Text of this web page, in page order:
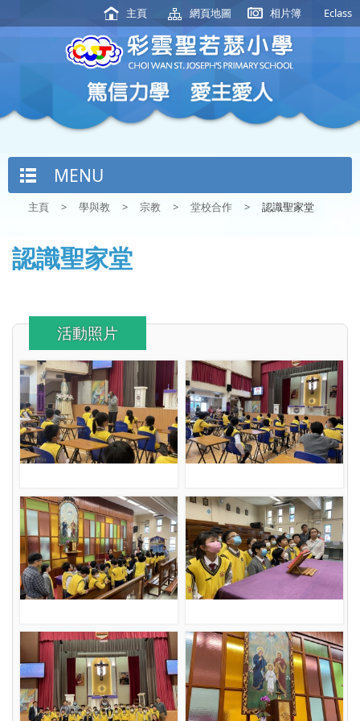
主頁 網頁地圖 相片簿 Eclass
MENU
主頁 > 學與教 > 宗教 > 堂校合作 > 認識聖家堂
認識聖家堂
活動照片